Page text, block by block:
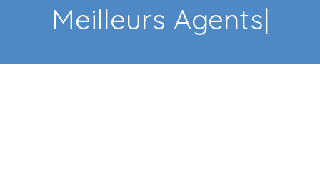
Meilleurs Agents|